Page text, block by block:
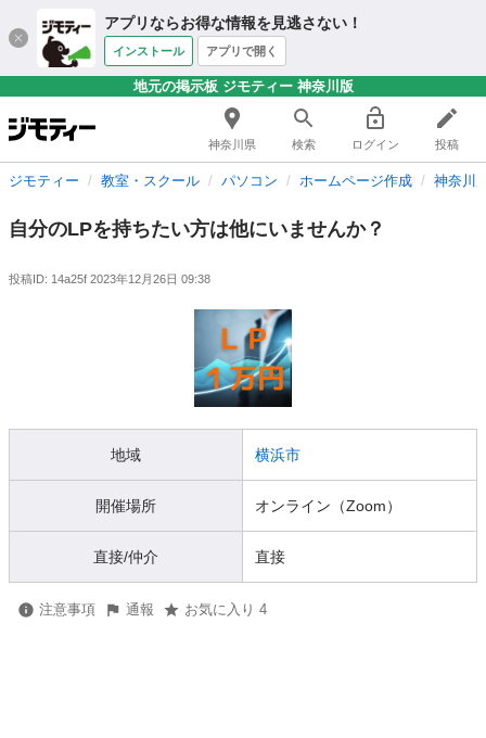
アプリならお得な情報を見逃さない！
インストール アプリで開く
地元の掲示板 ジモティー 神奈川版
神奈川県 検索 ログイン 投稿
ジモティー 教室・スクール パソコン ホームページ作成 神奈川
自分のLPを持ちたい方は他にいませんか？
投稿ID: 14a25f 2023年12月26日 09:38
地域 横浜市
開催場所 オンライン（Zoom）
直接/仲介 直接
注意事項 通報 お気に入り 4